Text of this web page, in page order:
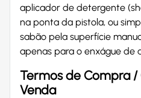
aplicador de detergente
na ponta da pistola, ou
sabão pela superfície
apenas para o enxágue de
Termos de Compra /
Venda